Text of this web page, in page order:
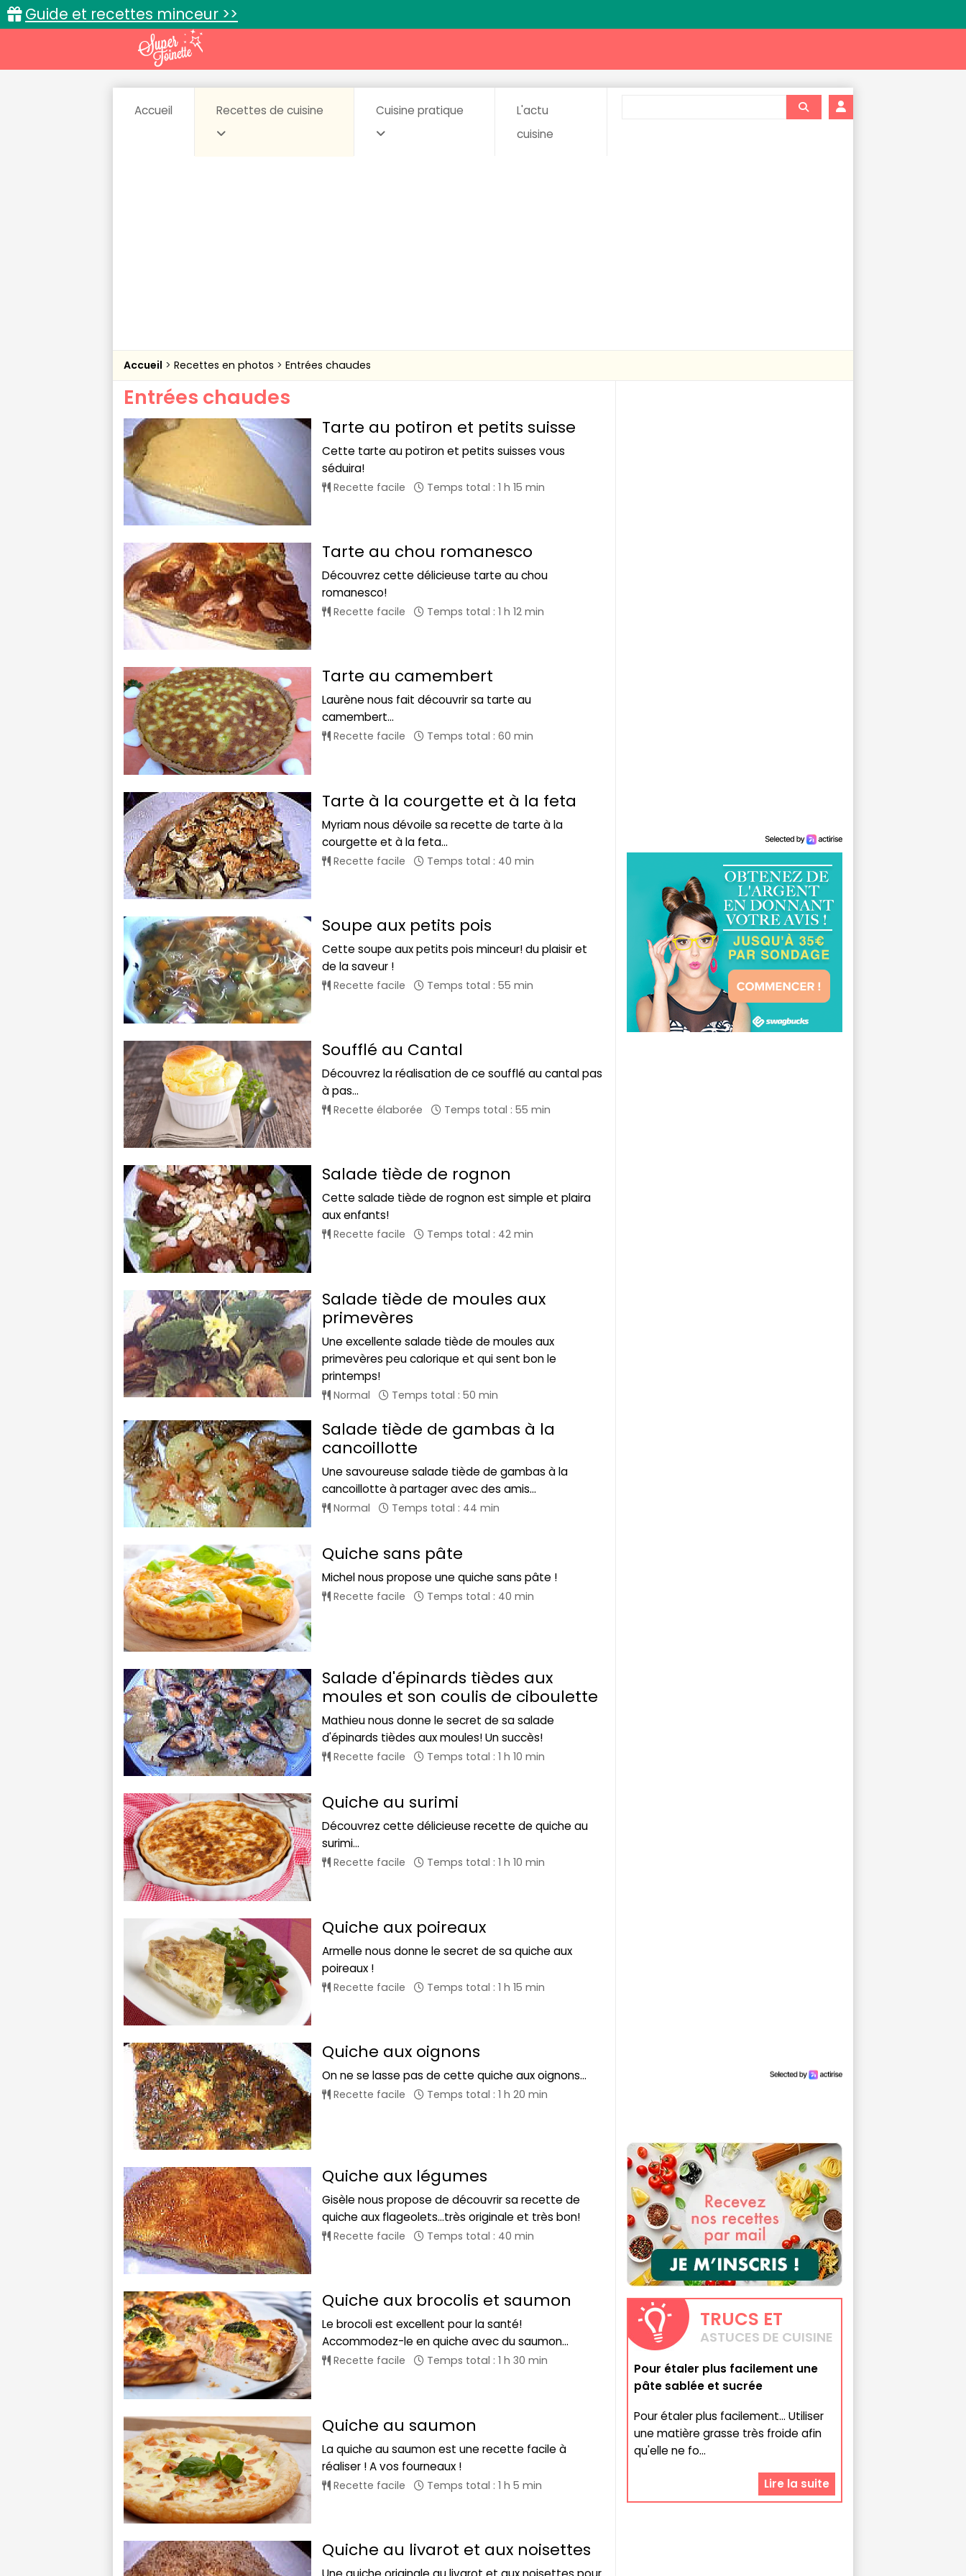
Guide et recettes minceur >>
Accueil Recettes de cuisine Cuisine pratique
L'actu
cuisine
Accueil Recettes en photos Entrées chaudes
Entrées chaudes
Tarte au potiron et petits suisse
Cette tarte au potiron et petits suisses vous
séduira!
Recette facile Temps total : 1 h 15 min
Tarte au chou romanesco
Découvrez cette délicieuse tarte au chou
romanesco!
Recette facile Temps total : 1 h 12 min
Tarte au camembert
Laurène nous fait découvrir sa tarte au
camembert...
Recette facile Temps total : 60 min
Tarte à la courgette et à la feta
Myriam nous dévoile sa recette de tarte à la
courgette et à la feta...
Recette facile Temps total : 40 min
Soupe aux petits pois
Cette soupe aux petits pois minceur! du plaisir et
de la saveur !
Recette facile Temps total : 55 min
Soufflé au Cantal
Découvrez la réalisation de ce soufflé au cantal pas
à pas...
Recette élaborée Temps total : 55 min
Salade tiède de rognon
Cette salade tiède de rognon est simple et plaira
aux enfants!
Recette facile Temps total : 42 min
Salade tiède de moules aux
primevères
Une excellente salade tiède de moules aux
primevères peu calorique et qui sent bon le
printemps!
Normal Temps total : 50 min
Salade tiède de gambas à la
cancoillotte
Une savoureuse salade tiède de gambas à la
cancoillotte à partager avec des amis...
Normal Temps total : 44 min
Quiche sans pâte
Michel nous propose une quiche sans pâte !
Recette facile Temps total : 40 min
Salade d'épinards tièdes aux
moules et son coulis de ciboulette
Mathieu nous donne le secret de sa salade
d'épinards tièdes aux moules! Un succès!
Recette facile Temps total : 1 h 10 min
Quiche au surimi
Découvrez cette délicieuse recette de quiche au
surimi...
Recette facile Temps total : 1 h 10 min
Quiche aux poireaux
Armelle nous donne le secret de sa quiche aux
poireaux !
Recette facile Temps total : 1 h 15 min
Quiche aux oignons
On ne se lasse pas de cette quiche aux oignons...
Recette facile Temps total : 1 h 20 min
Quiche aux légumes
Gisèle nous propose de découvrir sa recette de
quiche aux flageolets...très originale et très bon!
Recette facile Temps total : 40 min
Quiche aux brocolis et saumon
Le brocoli est excellent pour la santé!
Accommodez-le en quiche avec du saumon...
Recette facile Temps total : 1 h 30 min
Quiche au saumon
La quiche au saumon est une recette facile à
réaliser ! A vos fourneaux !
Recette facile Temps total : 1 h 5 min
Quiche au livarot et aux noisettes
TRUCS ET
ASTUCES DE CUISINE
Pour étaler plus facilement une
pâte sablée et sucrée
Pour étaler plus facilement... Utiliser
une matière grasse très froide afin
qu'elle ne fo...
Lire la suite